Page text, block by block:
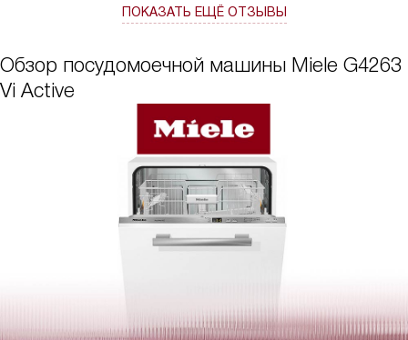
ПОКАЗАТЬ ЕЩЁ ОТЗЫВЫ
Обзор посудомоечной машины Miele G4263
Vi Active